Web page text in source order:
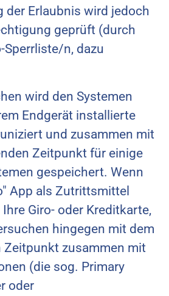
der Erlaubnis wird jedoch
geprüft (durch
n, dazu
wird den Systemen
Endgerät installierte
und zusammen mit
Zeitpunkt für einige
gespeichert. Wenn
App als Zutrittsmittel
Giro- oder Kreditkarte,
hingegen mit dem
Zeitpunkt zusammen mit
(die sog. Primary
oder